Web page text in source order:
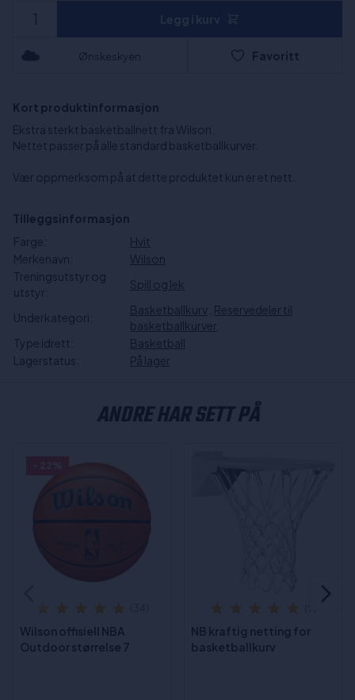
Ønskeskyen Favoritt
Kort produktinformasjon
Ekstra sterkt basketballnett fra Wilson.
Nettet passer på alle standard basketballkurver.
Vær oppmerksom på at dette produktet kun er et nett.
Tilleggsinformasjon
Farge:
Hvit
Merkenavn:
Wilson
Treningsutstyr og
utstyr:
Spill og lek
Underkategori:
Basketballkurv Reservedeler til
basketballkurver
Type idrett:
Basketball
Lagerstatus:
På lager
ANDRE HAR SETT PÅ
Wilson offisiell NBA
Outdoor størrelse 7
NB kraftig netting for
basketballkurv